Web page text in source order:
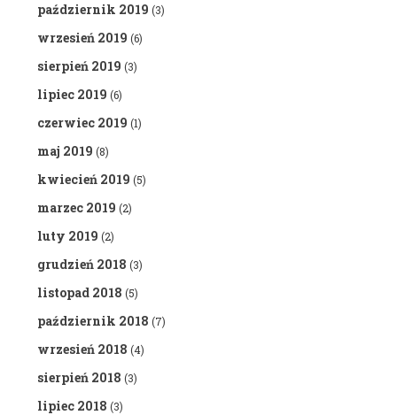
październik 2019 (3)
wrzesień 2019 (6)
sierpień 2019 (3)
lipiec 2019 (6)
czerwiec 2019 (1)
maj 2019 (8)
kwiecień 2019 (5)
marzec 2019 (2)
luty 2019 (2)
grudzień 2018 (3)
listopad 2018 (5)
październik 2018 (7)
wrzesień 2018 (4)
sierpień 2018 (3)
lipiec 2018 (3)